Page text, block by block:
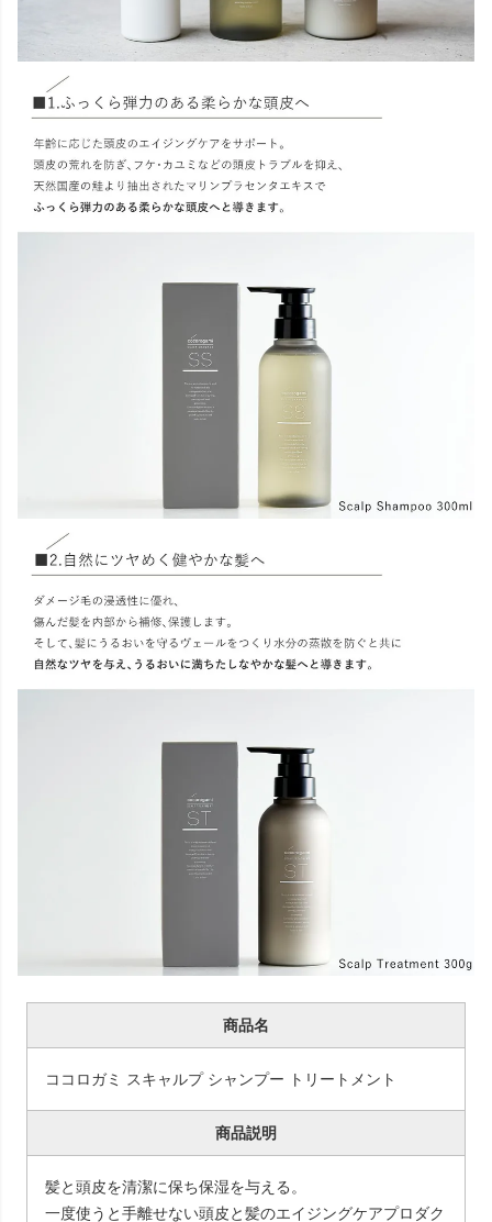
商品名
ココロガミ スキャルプ シャンプー トリートメント
商品説明
髪と頭皮を清潔に保ち保湿を与える。
一度使うと手離せない頭皮と髪のエイジングケアプロダク